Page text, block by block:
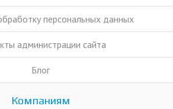
персональных данных
администрации сайта
Блог
Компаниям